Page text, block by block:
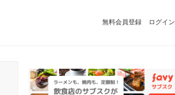
無料会員登録 ログイン